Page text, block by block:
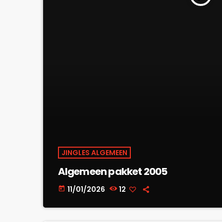
JINGLES ALGEMEEN
Algemeen pakket 2005
today 11/01/2026 12